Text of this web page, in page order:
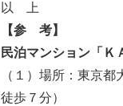
以 上
【参 考】
民泊マンション「
（１）場所：東京
徒歩７分）